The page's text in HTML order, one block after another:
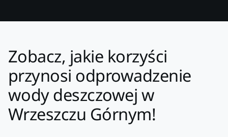
Zobacz, jakie korzyści
przynosi odprowadzenie
wody deszczowej w
Wrzeszczu Górnym!